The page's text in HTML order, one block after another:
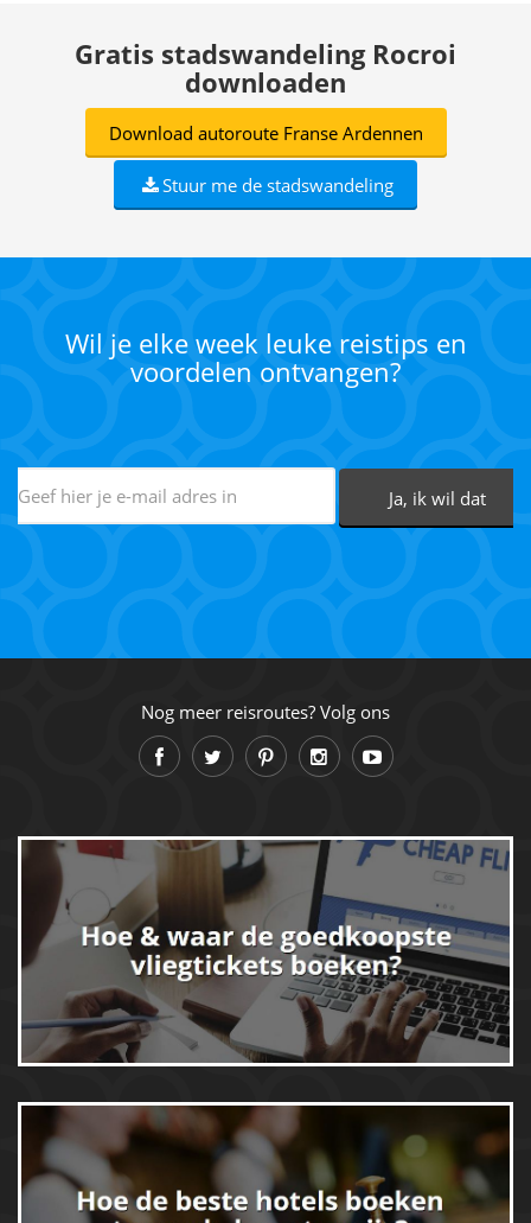
Gratis stadswandeling Rocroi
downloaden
Download autoroute Franse Ardennen
Stuur me de stadswandeling
Wil je elke week leuke reistips en
voordelen ontvangen?
Nog meer reisroutes? Volg ons